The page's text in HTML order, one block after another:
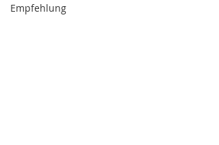
Empfehlung